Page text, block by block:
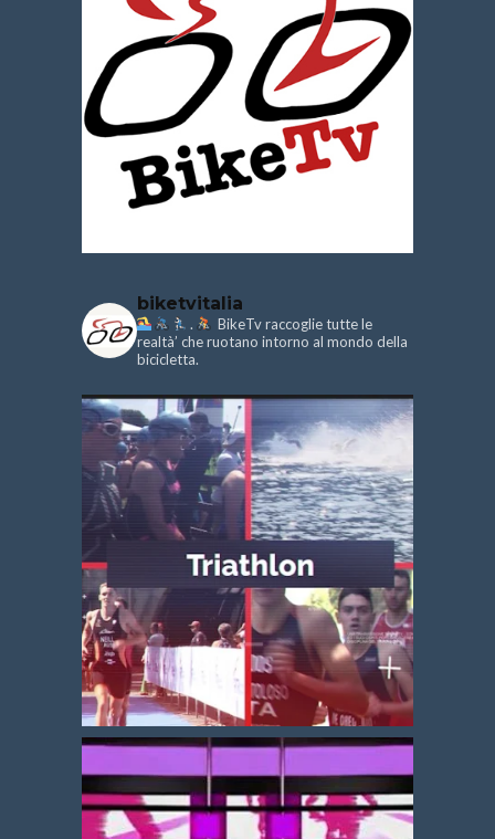
biketvitalia
.
BikeTv raccoglie tutte le
realtà’ che ruotano intorno al mondo della
bicicletta.